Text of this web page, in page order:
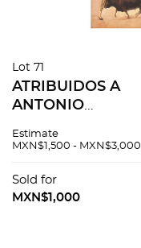
Lot 71
ATRIBUIDOS A
ANTONIO
PINTURAS DE
Óleos sobre tela.
Firmados. 40 x 50
Estimate
MXN$1,500 - MXN$3,000
Sold for
MXN$1,000